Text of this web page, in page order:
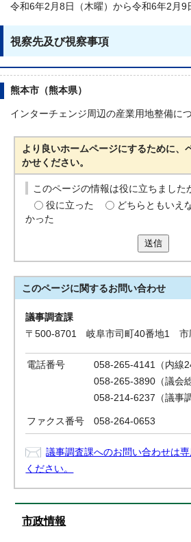
令和6年2月8日（木曜）から令和6年2月9
視察先及び視察事項
熊本市（熊本県）
インターチェンジ周辺の産業用地整備に
より良いホームページにするために、
かせください。
このページの情報は役に立ちました
役に立った
どちらともいえ
かった
送信
このページに関するお問い合わせ
議事調査課
〒500-8701 岐阜市司町40番地1 市
電話番号
058-265-4141（内線
058-265-3890（議会
058-214-6237（議事
ファクス番号 058-264-0653
議事調査課へのお問い合わせは
ください。
市政情報